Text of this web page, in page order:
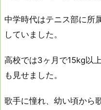
中学時代はテニス部に所
していました。
高校では3ヶ月で15kg以
も見せました。
歌手に憧れ、幼い頃から